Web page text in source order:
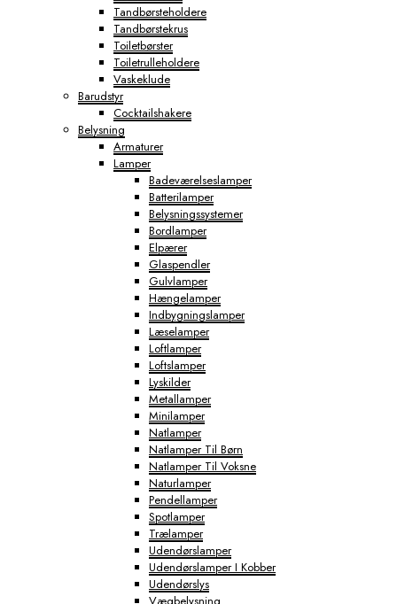
Tandbørsteholdere
Tandbørstekrus
Toiletbørster
Toiletrulleholdere
Vaskeklude
Barudstyr
Cocktailshakere
Belysning
Armaturer
Lamper
Badeværelseslamper
Batterilamper
Belysningssystemer
Bordlamper
Elpærer
Glaspendler
Gulvlamper
Hængelamper
Indbygningslamper
Læselamper
Loftlamper
Loftslamper
Lyskilder
Metallamper
Minilamper
Natlamper
Natlamper Til Børn
Natlamper Til Voksne
Naturlamper
Pendellamper
Spotlamper
Trælamper
Udendørslamper
Udendørslamper I Kobber
Udendørslys